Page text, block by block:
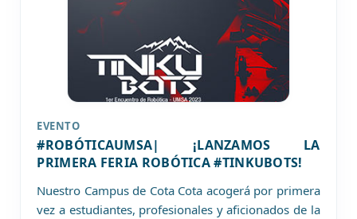
EVENTO
#ROBÓTICAUMSA| ¡LANZAMOS LA
PRIMERA FERIA ROBÓTICA #TINKUBOTS!
Nuestro Campus de Cota Cota acogerá por primera
vez a estudiantes, profesionales y aficionados de la